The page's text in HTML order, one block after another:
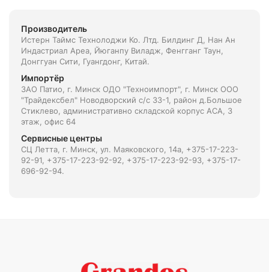
Производитель
Истерн Таймс Технолоджи Ко. Лтд. Билдинг Д, Нан Ан
Индастриал Ареа, Йюганпу Виладж, Фенгганг Таун,
Донггуан Сити, Гуангдонг, Китай.
Импортёр
ЗАО Патио, г. Минск ОДО "Техноимпорт", г. Минск ООО
"Трайдексбел" Новодворский с/с 33-1, район д.Большое
Стиклево, административно складской корпус АСА, 3
этаж, офис 64
Сервисные центры
СЦ Летта, г. Минск, ул. Маяковского, 14а, +375-17-223-
92-91, +375-17-223-92-92, +375-17-223-92-93, +375-17-
696-92-94.